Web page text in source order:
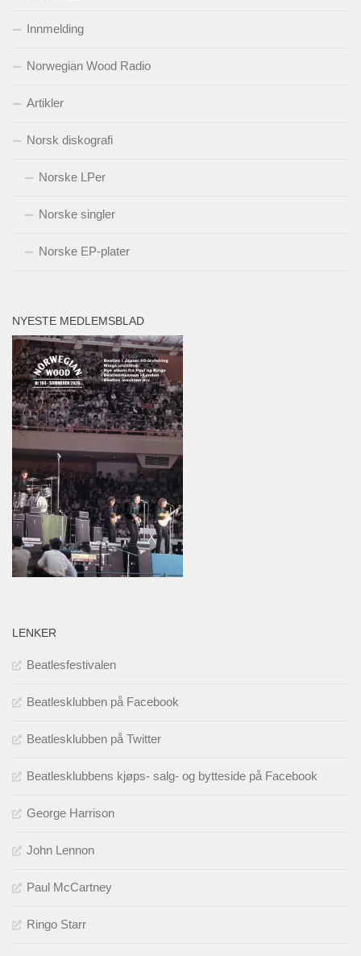
Innmelding
Norwegian Wood Radio
Artikler
Norsk diskografi
Norske LPer
Norske singler
Norske EP-plater
NYESTE MEDLEMSBLAD
LENKER
Beatlesfestivalen
Beatlesklubben på Facebook
Beatlesklubben på Twitter
Beatlesklubbens kjøps- salg- og bytteside på Facebook
George Harrison
John Lennon
Paul McCartney
Ringo Starr